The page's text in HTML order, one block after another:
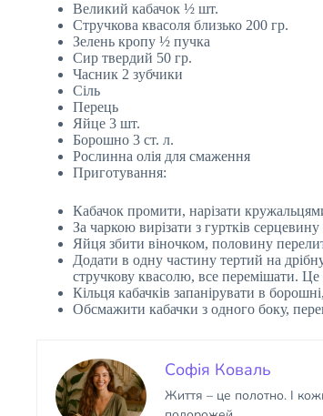
Великий кабачок ½ шт.
Стручкова квасоля близько 200 гр.
Зелень кропу ½ пучка
Сир твердий 50 гр.
Часник 2 зубчики
Сіль
Перець
Яйце 3 шт.
Борошно 3 ст. л.
Рослинна олія для смаження
Приготування:
Кабачок промити, нарізати
За чаркою вирізати з гуртків серцевину
Яйця збити віночком, половину
Додати в одну частину тертий на
стручкову квасолю, все перемішати. Це
Кільця кабачків запанірувати в
Обсмажити кабачки з одного боку,
Софія Коваль
Життя – це полотно. І